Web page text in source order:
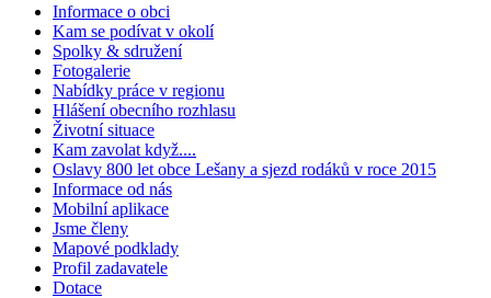
Informace o obci
Kam se podívat v okolí
Spolky & sdružení
Fotogalerie
Nabídky práce v regionu
Hlášení obecního rozhlasu
Životní situace
Kam zavolat když....
Oslavy 800 let obce Lešany a sjezd rodáků v roce 2015
Informace od nás
Mobilní aplikace
Jsme členy
Mapové podklady
Profil zadavatele
Dotace